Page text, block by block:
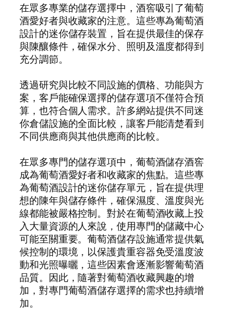
在眾多專業的儲存選擇中，酒窖吸引了葡萄
酒愛好者與收藏家的注意。這些專為葡萄酒
設計的迷你儲存裝置，旨在提供最佳的保存
與陳釀條件，確保水分、照明及溫度都得到
充分調節。
透過研究與比較不同設施的價格、功能與方
案，客戶能確保選擇的儲存選項不僅符合預
算，也符合個人需求。許多網站提供不同迷
你倉儲設施的全面比較，讓客戶能清楚看到
不同供應商與其他供應商的比較。
在眾多專門的儲存選項中，葡萄酒儲存酒窖
成為葡萄酒愛好者和收藏家的焦點。這些專
為葡萄酒設計的迷你儲存單元，旨在提供理
想的陳年與儲存條件，確保濕度、溫度與光
線都能被嚴格控制。對於在葡萄酒收藏上投
入大量資源的人來說，使用專門的儲藏中心
可能至關重要。葡萄酒儲存設施通常提供氣
候控制的環境，以保護貴重容器免受溫度波
動和光照曝曬，這些因素會逐漸影響葡萄酒
品質。因此，隨著對葡萄酒收藏興趣的增
加，對專門葡萄酒儲存選擇的需求也持續增
加。